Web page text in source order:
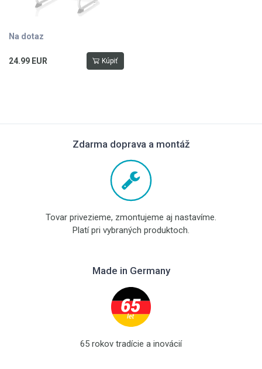
Na dotaz
24.99 EUR Kúpiť
Zdarma doprava a montáž
Tovar privezieme, zmontujeme aj nastavíme.
Platí pri vybraných produktoch.
Made in Germany
65 rokov tradície a inovácií